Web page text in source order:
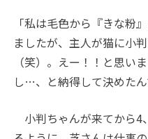
「私は毛色から『きな粉
ましたが、主人が猫に小
（笑）。えー！！と思い
し…、と納得して決めたん
小判ちゃんが来てから4